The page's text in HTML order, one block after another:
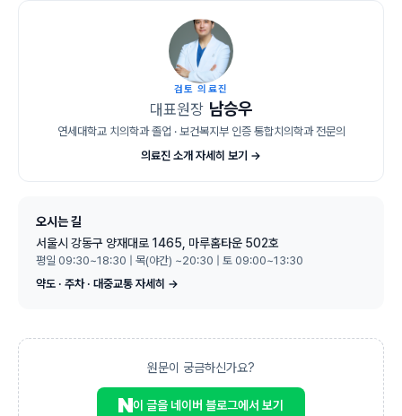
검토 의료진
대표원장 남승우
연세대학교 치의학과 졸업 · 보건복지부 인증 통합치의학과 전문의
의료진 소개 자세히 보기 →
오시는 길
서울시 강동구 양재대로 1465, 마루홈타운 502호
평일 09:30~18:30 | 목(야간) ~20:30 | 토 09:00~13:30
약도 · 주차 · 대중교통 자세히 →
원문이 궁금하신가요?
이 글을 네이버 블로그에서 보기